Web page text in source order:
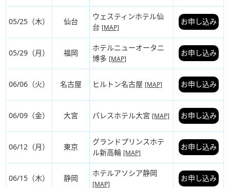
05/25（木） 仙台
ウェスティンホテル仙
台 [MAP]
お申し込み
05/29（月） 福岡
ホテルニューオータニ
博多 [MAP]
お申し込み
06/06（火） 名古屋 ヒルトン名古屋 [MAP] お申し込み
06/09（金） 大宮 パレスホテル大宮 [MAP] お申し込み
06/12（月） 東京
グランドプリンスホテ
ル新高輪 [MAP]
お申し込み
06/15（木） 静岡
ホテルアソシア静岡
[MAP]
お申し込み